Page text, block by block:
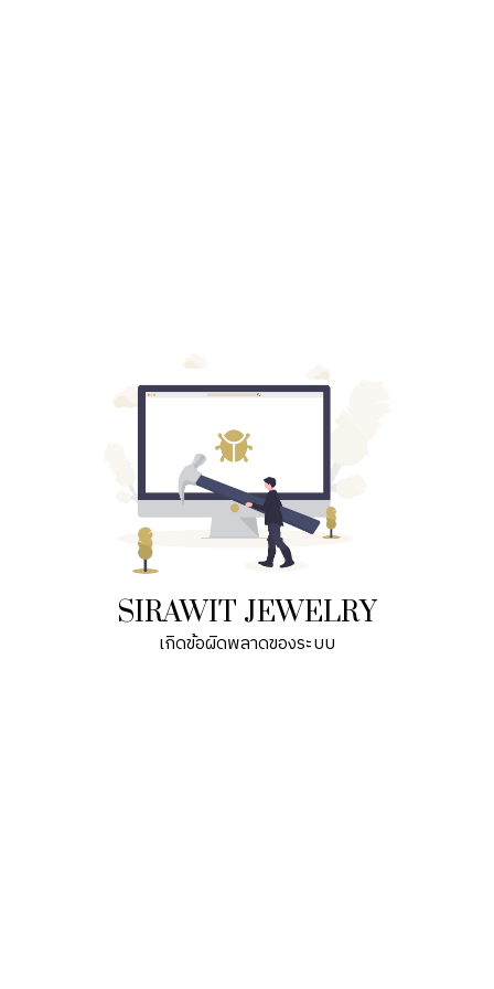
SIRAWIT JEWELRY
เกิดข้อผิดพลาดของระบบ